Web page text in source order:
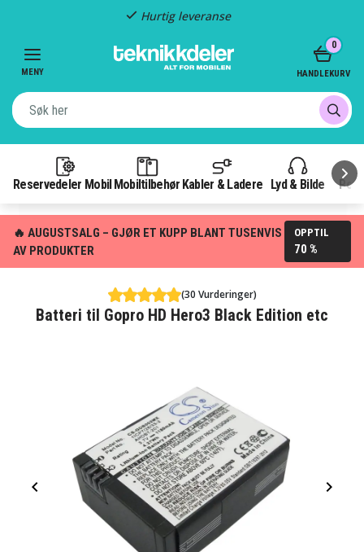
Hurtig leveranse
MENY
Reservedeler Mobil Mobiltilbehør Kabler & Ladere Lyd & Bilde
0
HANDLEKURV
🔥 AUGUSTSALG – GJØR ET KUPP BLANT TUSENVIS
AV PRODUKTER
OPPTIL
70 %
(30 Vurderinger)
Batteri til Gopro HD Hero3 Black Edition etc